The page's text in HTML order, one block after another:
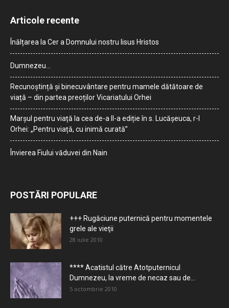
Articole recente
Înălțarea la Cer a Domnului nostru Iisus Hristos
Dumnezeu…
Recunoștință și binecuvântare pentru mamele dătătoare de
viață – din partea preoților Vicariatului Orhei
Marșul pentru viață la cea de-a II-a ediție în s. Lucășeuca, r-l
Orhei: „Pentru viață, cu inimă curată”
Învierea Fiului văduvei din Nain
POSTĂRI POPULARE
+++ Rugăciune puternică pentru momentele
grele ale vieţii
28 iulie 2010
**** Acatistul către Atotputernicul
Dumnezeu, la vreme de necaz sau de...
5 octombrie 2010